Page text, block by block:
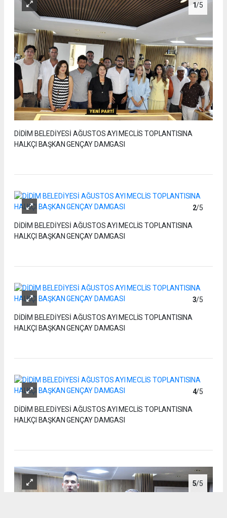
1/5
DİDİM BELEDİYESİ AĞUSTOS AYI MECLİS TOPLANTISINA
HALKÇI BAŞKAN GENÇAY DAMGASI
2/5
DİDİM BELEDİYESİ AĞUSTOS AYI MECLİS TOPLANTISINA
HALKÇI BAŞKAN GENÇAY DAMGASI
3/5
DİDİM BELEDİYESİ AĞUSTOS AYI MECLİS TOPLANTISINA
HALKÇI BAŞKAN GENÇAY DAMGASI
4/5
DİDİM BELEDİYESİ AĞUSTOS AYI MECLİS TOPLANTISINA
HALKÇI BAŞKAN GENÇAY DAMGASI
5/5